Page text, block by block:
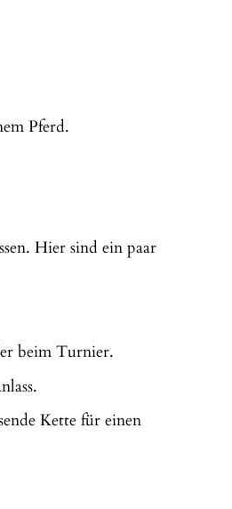
Pferd.
Hier sind ein paar
beim Turnier.
Kette für einen